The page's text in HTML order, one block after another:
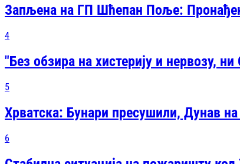
Запљена на ГП Шћепан Поље:
4
"Без обзира на хистерију и нервозу,
5
Хрватска: Бунари пресушили, Дунав
6